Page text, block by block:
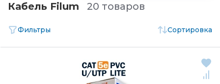
Кабель Filum 20 товаров
Фильтры Сортировка